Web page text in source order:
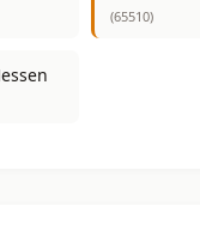
(65510)